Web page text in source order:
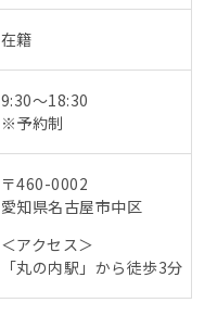
在籍
9:30～18:30
※予約制
〒460-0002
愛知県名古屋市中区
＜アクセス＞
「丸の内駅」から徒歩3分